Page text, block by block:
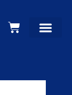
Carrello